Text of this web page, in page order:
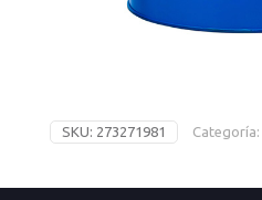
SKU: 273271981 Categoría: